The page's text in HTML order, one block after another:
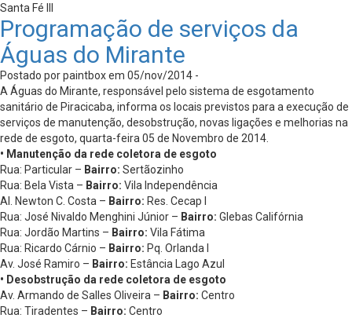
Santa Fé III
Programação de serviços da
Águas do Mirante
Postado por paintbox em 05/nov/2014 -
A Águas do Mirante, responsável pelo sistema de esgotamento
sanitário de Piracicaba, informa os locais previstos para a execução de
serviços de manutenção, desobstrução, novas ligações e melhorias na
rede de esgoto, quarta-feira 05 de Novembro de 2014.
• Manutenção da rede coletora de esgoto
Rua: Particular – Bairro: Sertãozinho
Rua: Bela Vista – Bairro: Vila Independência
Al. Newton C. Costa – Bairro: Res. Cecap I
Rua: José Nivaldo Menghini Júnior – Bairro: Glebas Califórnia
Rua: Jordão Martins – Bairro: Vila Fátima
Rua: Ricardo Cárnio – Bairro: Pq. Orlanda I
Av. José Ramiro – Bairro: Estância Lago Azul
• Desobstrução da rede coletora de esgoto
Av. Armando de Salles Oliveira – Bairro: Centro
Rua: Tiradentes – Bairro: Centro